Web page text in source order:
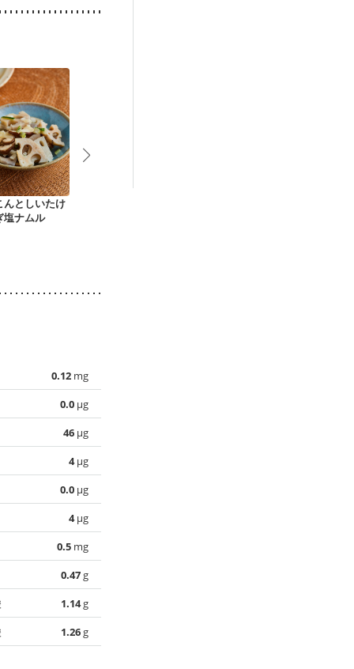
んとしいたけ
塩ナムル
0.12 mg
0.0 µg
46 µg
4µg
0.0 µg
4µg
0.5 mg
0.47g
1.14g
1.26g